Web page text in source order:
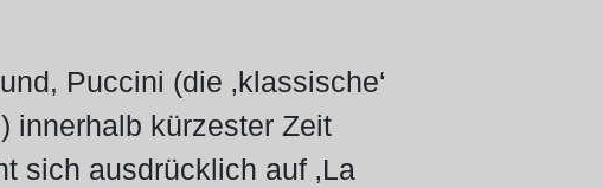
Puccini (die ‚klassische‘
innerhalb kürzester Zeit
sich ausdrücklich auf ‚La